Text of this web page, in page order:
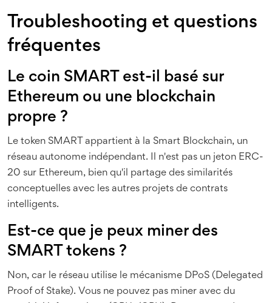
Troubleshooting et questions
fréquentes
Le coin SMART est-il basé sur
Ethereum ou une blockchain
propre ?
Le token SMART appartient à la Smart Blockchain, un
réseau autonome indépendant. Il n'est pas un jeton ERC-
20 sur Ethereum, bien qu'il partage des similarités
conceptuelles avec les autres projets de contrats
intelligents.
Est-ce que je peux miner des
SMART tokens ?
Non, car le réseau utilise le mécanisme DPoS (Delegated
Proof of Stake). Vous ne pouvez pas miner avec du